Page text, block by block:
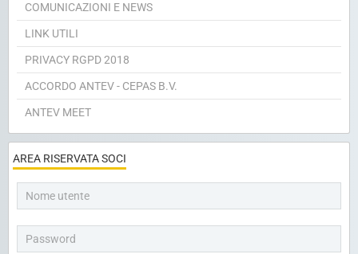
COMUNICAZIONI E NEWS
LINK UTILI
PRIVACY RGPD 2018
ACCORDO ANTEV - CEPAS B.V.
ANTEV MEET
AREA RISERVATA SOCI